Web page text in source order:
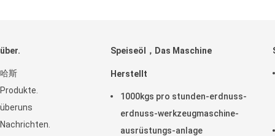
über.
哈斯
Produkte.
überuns
Nachrichten.
Speiseöl，Das Maschine
Herstellt
1000kgs pro stunden-erdnuss-
erdnuss-werkzeugmaschine-
ausrüstungs-anlage